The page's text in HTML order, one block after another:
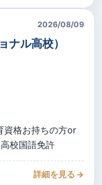
2026/08/09
ナル高校）
資格お持ちの方or
校国語免許
詳細を見る →